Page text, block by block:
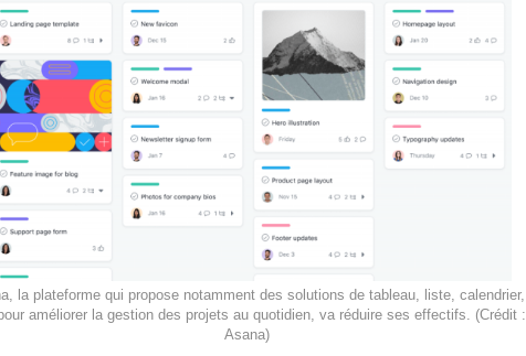
la plateforme qui propose notamment des solutions de tableau, liste, calendrier,
améliorer la gestion des projets au quotidien, va réduire ses effectifs. (Crédit :
Asana)